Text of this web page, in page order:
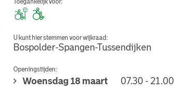
Toegankelijk voor:
U kunt hier stemmen voor wijkraad:
Bospolder-Spangen-Tussendijken
Openingstijden:
Woensdag 18 maart 07.30 - 21.00